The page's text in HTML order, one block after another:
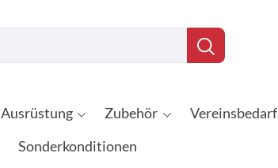
Ausrüstung Zubehör Vereinsbedarf
Sonderkonditionen